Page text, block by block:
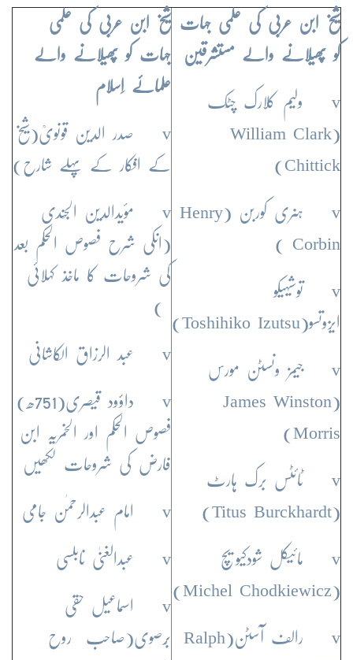
شیخ ابن عربی کی علمی جہات
کو پھیلانے والے مستشرقین
v ولیم کلارک چٹِک
(William Clark
Chittick)
v ہنری کوربن (Henry
Corbin )
v توشیہیکو
ایزوتسو(Toshihiko Izutsu)
v جیمز ونسٹن مورس
(James Winston
Morris)
v ٹائٹس برک ہارٹ
(Titus Burckhardt)
v مائیکل شودکیویچ
(Michel Chodkiewicz)
v رالف آسٹن(Ralph
شیخ ابن عربی کی علمی
جہات کو پھیلانے والے
علمائے اِسلام
v صدر الدین قونویؒ(شیخ
کے افکار کے پہلے شارح)
v مؤیدالدین الجَندی
(انکی شرح فصوص الحکم بعد
کی شروحات کا ماخذ کہلائی
)
v عبد الرزاق الکاشانی
v داؤود قیصری(751ھ)
فصوص الحکم اور الخمریہ ابن
فارض کی شروحات لکھیں
v امام عبدالرحمٰن جامی
v عبدالغنیٰ نابلسی
v اسماعیل حقی
بُرصوی(صاحب روح